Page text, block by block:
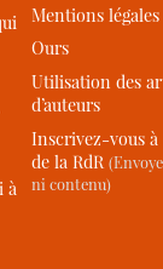
à
Mentions légales
Ours
Utilisation des
d’auteurs
Inscrivez-vous
de la RdR
ni contenu)